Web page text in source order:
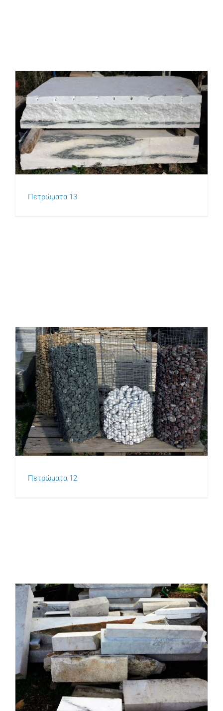
Πετρώματα 13
Πετρώματα 13
Πετρώματα 12
Πετρώματα 12
petromata-11